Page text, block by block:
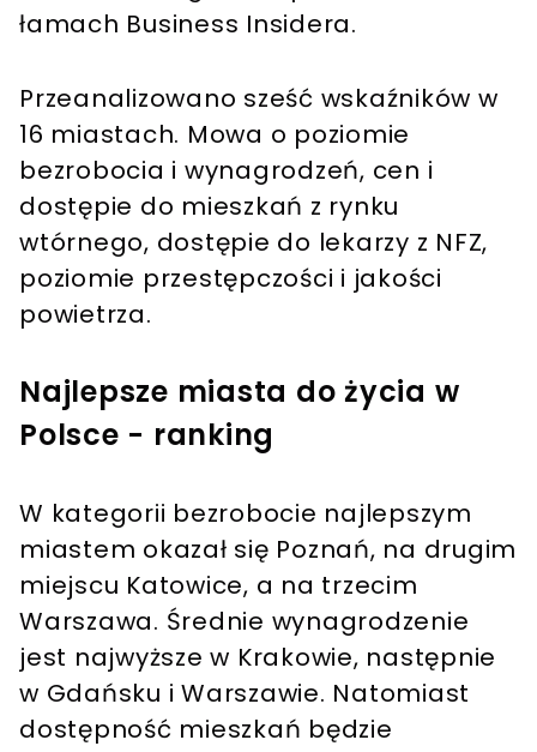
łamach Business Insidera.
Przeanalizowano sześć wskaźników w
16 miastach. Mowa o poziomie
bezrobocia i wynagrodzeń, cen i
dostępie do mieszkań z rynku
wtórnego, dostępie do lekarzy z NFZ,
poziomie przestępczości i jakości
powietrza.
Najlepsze miasta do życia w
Polsce - ranking
W kategorii bezrobocie najlepszym
miastem okazał się Poznań, na drugim
miejscu Katowice, a na trzecim
Warszawa. Średnie wynagrodzenie
jest najwyższe w Krakowie, następnie
w Gdańsku i Warszawie. Natomiast
dostępność mieszkań będzie